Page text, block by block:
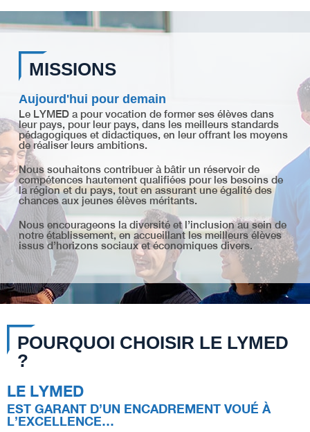
MISSIONS
Aujourd'hui pour demain
Le LYMED a pour vocation de former ses élèves dans
leur pays, pour leur pays, dans les meilleurs standards
pédagogiques et didactiques, en leur offrant les moyens
de réaliser leurs ambitions.
Nous souhaitons contribuer à bâtir un réservoir de
compétences hautement qualifiées pour les besoins de
la région et du pays, tout en assurant une égalité des
chances aux jeunes élèves méritants.
Nous encourageons la diversité et l’inclusion au sein de
notre établissement, en accueillant les meilleurs élèves
issus d’horizons sociaux et économiques divers.
POURQUOI CHOISIR LE LYMED
?
LE LYMED
EST GARANT D’UN ENCADREMENT VOUÉ À
L’EXCELLENCE…